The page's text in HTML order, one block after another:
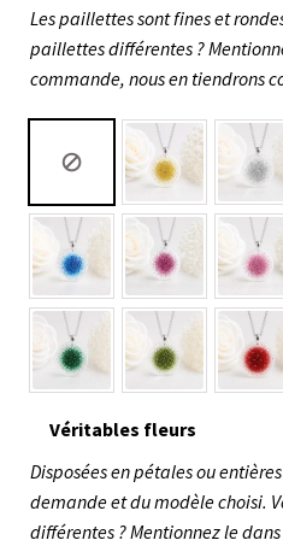
Les paillettes sont fines et
paillettes différentes ?
commande, nous en tiendrons
Véritables fleurs
Disposées en pétales ou
demande et du modèle choisi.
différentes ? Mentionnez le